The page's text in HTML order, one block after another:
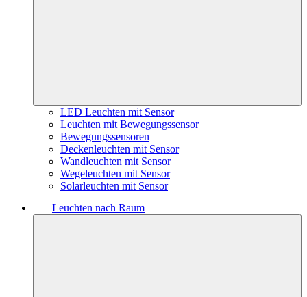
LED Leuchten mit Sensor
Leuchten mit Bewegungssensor
Bewegungssensoren
Deckenleuchten mit Sensor
Wandleuchten mit Sensor
Wegeleuchten mit Sensor
Solarleuchten mit Sensor
Leuchten nach Raum